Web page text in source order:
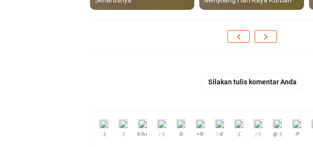
Silakan tulis komentar Anda
:) :( hihi :-) :D =D :-d ;( ;-( @-) :P